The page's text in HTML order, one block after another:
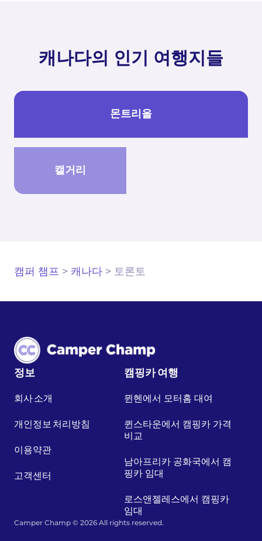
캐나다의 인기 여행지들
몬트리올
캘거리
캠퍼 챔프 > 캐나다 > 토론토
정보
회사 소개
개인정보 처리방침
이용약관
고객센터
캠핑카 여행
뮌헨에서 모터홈 대여
퀸스타운에서 캠핑카 가격
비교
남아프리카 공화국에서 캠
핑카 임대
로스앤젤레스에서 캠핑카
임대
Camper Champ © 2026 All rights reserved.